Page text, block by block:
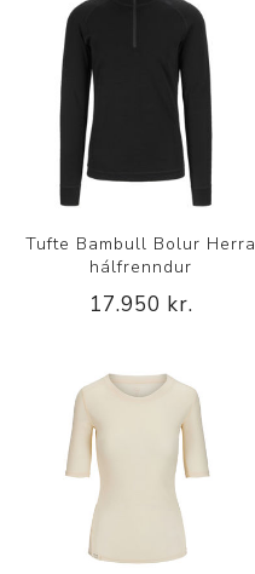
Tufte Bambull Bolur Herra
hálfrenndur
17.950 kr.